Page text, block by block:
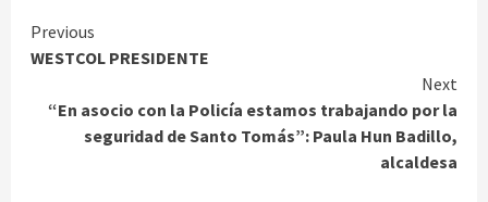
Continue
Previous
WESTCOL PRESIDENTE
Next
“En asocio con la Policía estamos trabajando por la
seguridad de Santo Tomás”: Paula Hun Badillo,
alcaldesa